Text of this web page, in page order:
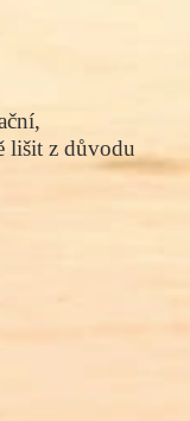
lišit z důvodu